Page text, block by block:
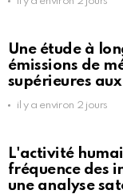
Une étude à
émissions de
supérieures
il y a environ 2 jours
L'activité
fréquence des
une analyse